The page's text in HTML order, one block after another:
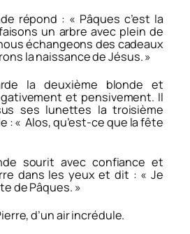
répond : « Pâques c’est la
un arbre avec plein de
échangeons des cadeaux
la naissance de Jésus. »
la deuxième blonde et
et pensivement. Il
ses lunettes la troisième
: « Alos, qu’est-ce que la fête
sourit avec confiance et
dans les yeux et dit : « Je
de Pâques. »
d’un air incrédule.